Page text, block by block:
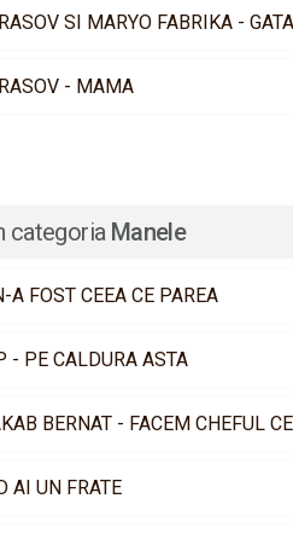
SI MARYO FABRIKA - GATA
- MAMA
categoria Manele
A FOST CEEA CE PAREA
- PE CALDURA ASTA
BERNAT - FACEM CHEFUL
AI UN FRATE